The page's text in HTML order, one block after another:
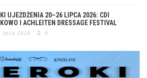
UJEŻDŻENIA 20–26 LIPCA 2026: CDI
I ACHLEITEN DRESSAGE FESTIVAL
lipca 2026 0